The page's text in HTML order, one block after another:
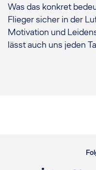
Was das konkret
Flieger sicher in der
Motivation und
lässt auch uns jeden